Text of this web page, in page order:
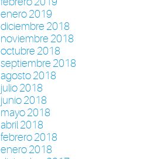
enero 2019
diciembre 2018
noviembre 2018
octubre 2018
septiembre 2018
agosto 2018
julio 2018
junio 2018
mayo 2018
abril 2018
febrero 2018
enero 2018